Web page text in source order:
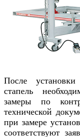
После
стапель
замеры по
технической
при замере
соответствуют